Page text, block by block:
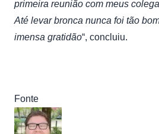
primeira reunião com meus
Até levar bronca nunca foi tão
imensa gratidão“, concluiu.
Fonte